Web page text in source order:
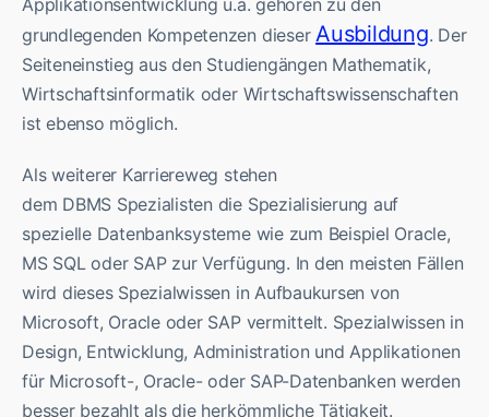
grundlegenden Kompetenzen dieser Ausbildung. Der
Seiteneinstieg aus den Studiengängen Mathematik,
Wirtschaftsinformatik oder Wirtschaftswissenschaften
ist ebenso möglich.
Als weiterer Karriereweg stehen
dem DBMS Spezialisten die Spezialisierung auf
spezielle Datenbanksysteme wie zum Beispiel Oracle,
MS SQL oder SAP zur Verfügung. In den meisten Fällen
wird dieses Spezialwissen in Aufbaukursen von
Microsoft, Oracle oder SAP vermittelt. Spezialwissen in
Design, Entwicklung, Administration und Applikationen
für Microsoft-, Oracle- oder SAP-Datenbanken werden
besser bezahlt als die herkömmliche Tätigkeit.